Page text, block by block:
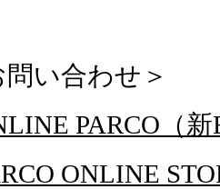
問い合わせ＞
PARCO（新
ONLINE